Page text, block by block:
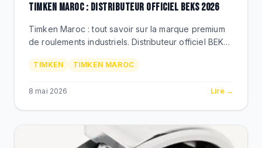
TIMKEN MAROC : DISTRIBUTEUR OFFICIEL BEKS 2026
Timken Maroc : tout savoir sur la marque premium
de roulements industriels. Distributeur officiel BEKS
services techniques.
TIMKEN TIMKEN MAROC
8 mai 2026 Lire →